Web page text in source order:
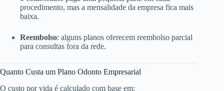
procedimento, mas a mensalidade da empresa fica mais
baixa.
Reembolso: alguns planos oferecem reembolso parcial
para consultas fora da rede.
Quanto Custa um Plano Odonto Empresarial
O custo por vida é calculado com base em: